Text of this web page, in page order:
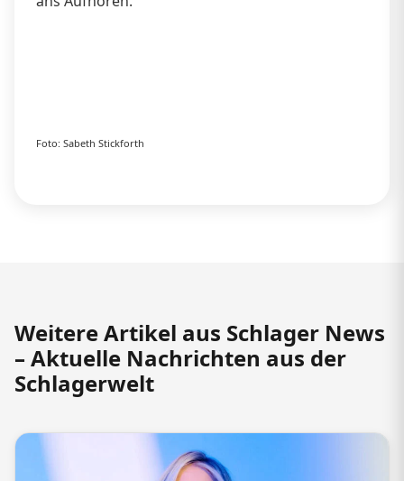
Foto: Sabeth Stickforth
Weitere Artikel aus Schlager News
– Aktuelle Nachrichten aus der
Schlagerwelt